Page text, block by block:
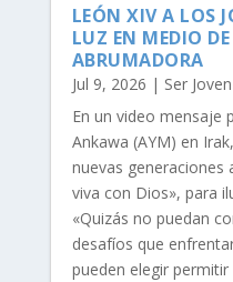
LEÓN XIV A LOS
LUZ EN MEDIO
ABRUMADORA
Jul 9, 2026 | Ser Joven
En un video mensaje
Ankawa (AYM) en
nuevas generaciones
viva con Dios», para
«Quizás no puedan
desafíos que
pueden elegir